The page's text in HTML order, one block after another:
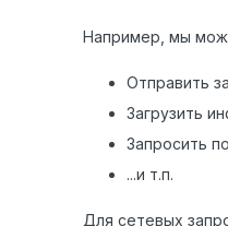
Например, мы
Отправить
Загрузить
Запросить
...и т.п.
Для сетевых